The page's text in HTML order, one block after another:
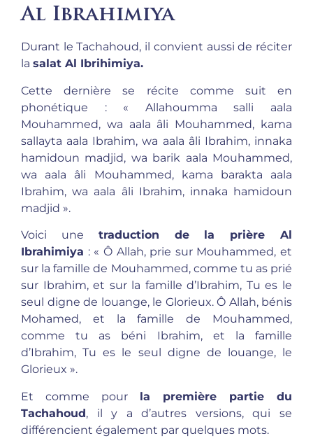
Al Ibrahimiya
Durant le Tachahoud, il convient aussi de réciter
la salat Al Ibrihimiya.
Cette dernière se récite comme suit en
phonétique : « Allahoumma salli aala
Mouhammed, wa aala âli Mouhammed, kama
sallayta aala Ibrahim, wa aala âli Ibrahim, innaka
hamidoun madjid, wa barik aala Mouhammed,
wa aala âli Mouhammed, kama barakta aala
Ibrahim, wa aala âli Ibrahim, innaka hamidoun
madjid ».
Voici une traduction de la prière Al
Ibrahimiya : « Ô Allah, prie sur Mouhammed, et
sur la famille de Mouhammed, comme tu as prié
sur Ibrahim, et sur la famille d’Ibrahim, Tu es le
seul digne de louange, le Glorieux. Ô Allah, bénis
Mohamed, et la famille de Mouhammed,
comme tu as béni Ibrahim, et la famille
d’Ibrahim, Tu es le seul digne de louange, le
Glorieux ».
Et comme pour la première partie du
Tachahoud, il y a d’autres versions, qui se
différencient également par quelques mots.